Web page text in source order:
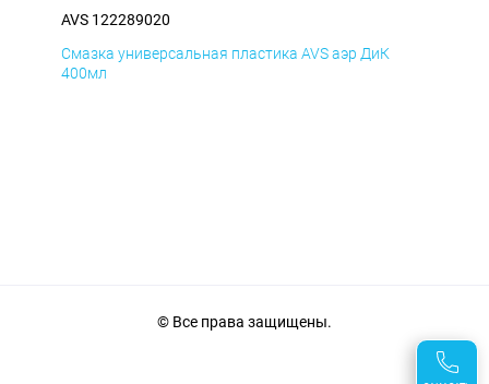
AVS 122289020
Смазка универсальная пластика AVS аэр ДиК
400мл
© Все права защищены.